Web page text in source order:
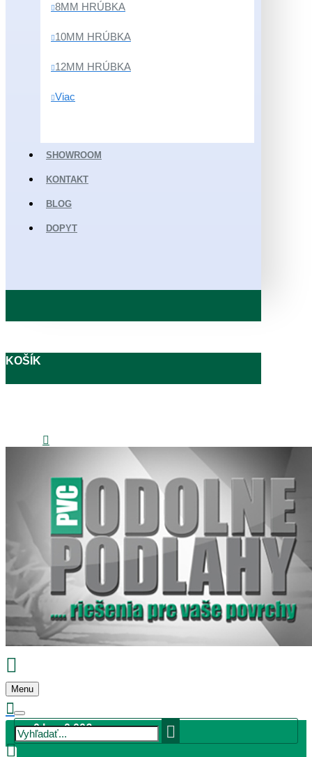
8MM HRÚBKA
10MM HRÚBKA
12MM HRÚBKA
Viac
SHOWROOM
KONTAKT
BLOG
DOPYT
KOŠÍK
obchod@odolnepodlahy.sk
Menu
0 ks - 0,00€